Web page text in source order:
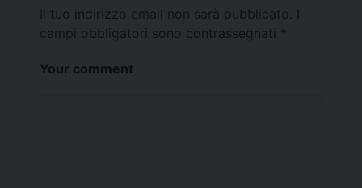
Il tuo indirizzo email non sarà pubblicato.
campi obbligatori sono contrassegnati *
Your comment